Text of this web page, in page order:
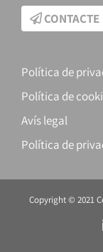
CONTACTE
Política de
Política de
Avís legal
Política de
Copyright © 2021